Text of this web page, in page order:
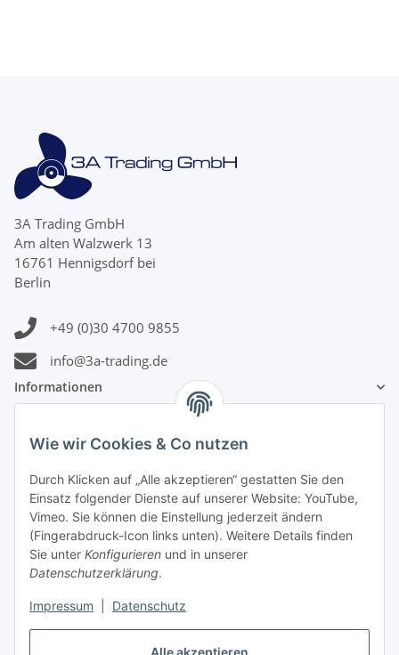
Alle akzeptieren
Wie wir Cookies & Co nutzen
Durch Klicken auf „Alle akzeptieren“ gestatten Sie den
Einsatz folgender Dienste auf unserer Website: YouTube,
Vimeo. Sie können die Einstellung jederzeit ändern
(Fingerabdruck-Icon links unten). Weitere Details finden
Sie unter Konfigurieren und in unserer
Datenschutzerklärung.
Impressum Datenschutz
3A Trading GmbH
Am alten Walzwerk 13
16761 Hennigsdorf bei
Berlin
+49 (0)30 4700 9855
info@3a-trading.de
Informationen
Gesetzliche Informationen
Zahlungsinformationen
Versandinformationen